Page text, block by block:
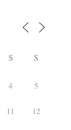
S S
4 5
11 12